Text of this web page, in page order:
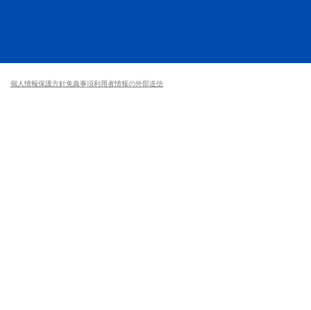
個人情報保護方針免責事項利用者情報の外部送信